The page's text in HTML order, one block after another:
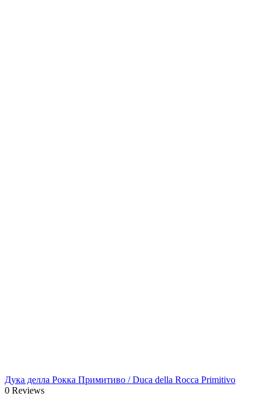
Дука делла Рокка Примитиво / Duca della Rocca Primitivo
0 Reviews